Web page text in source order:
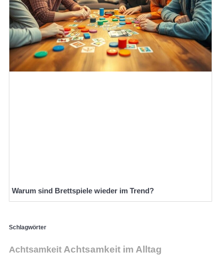
Warum sind Brettspiele wieder im Trend?
Schlagwörter
Achtsamkeit Achtsamkeit im Alltag